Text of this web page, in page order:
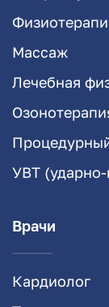
Массаж
Лечебная
УВТ (ударно-
Врачи
Кардиолог